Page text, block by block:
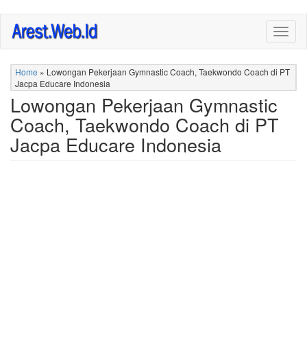
Skip
main
content
Home » Lowongan Pekerjaan Gymnastic Coach, Taekwondo Coach di PT
Jacpa Educare Indonesia
Lowongan Pekerjaan Gymnastic
Coach, Taekwondo Coach di PT
Jacpa Educare Indonesia